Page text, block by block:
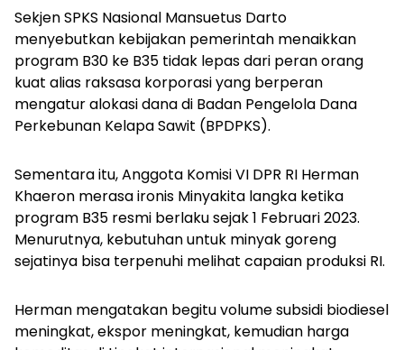
Sekjen SPKS Nasional Mansuetus Darto
menyebutkan kebijakan pemerintah menaikkan
program B30 ke B35 tidak lepas dari peran orang
kuat alias raksasa korporasi yang berperan
mengatur alokasi dana di Badan Pengelola Dana
Perkebunan Kelapa Sawit (BPDPKS).
Sementara itu, Anggota Komisi VI DPR RI Herman
Khaeron merasa ironis Minyakita langka ketika
program B35 resmi berlaku sejak 1 Februari 2023.
Menurutnya, kebutuhan untuk minyak goreng
sejatinya bisa terpenuhi melihat capaian produksi RI.
Herman mengatakan begitu volume subsidi biodiesel
meningkat, ekspor meningkat, kemudian harga